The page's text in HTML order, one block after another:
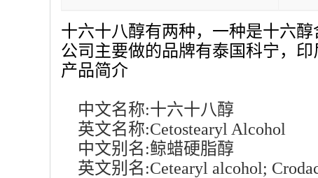
十六十八醇有两种，一种是十六
公司主要做的品牌有泰国科宁，
产品简介
中文名称:十六十八醇
英文名称:Cetostearyl Alcohol
中文别名:鲸蜡硬脂醇
英文别名:Cetearyl alcohol;